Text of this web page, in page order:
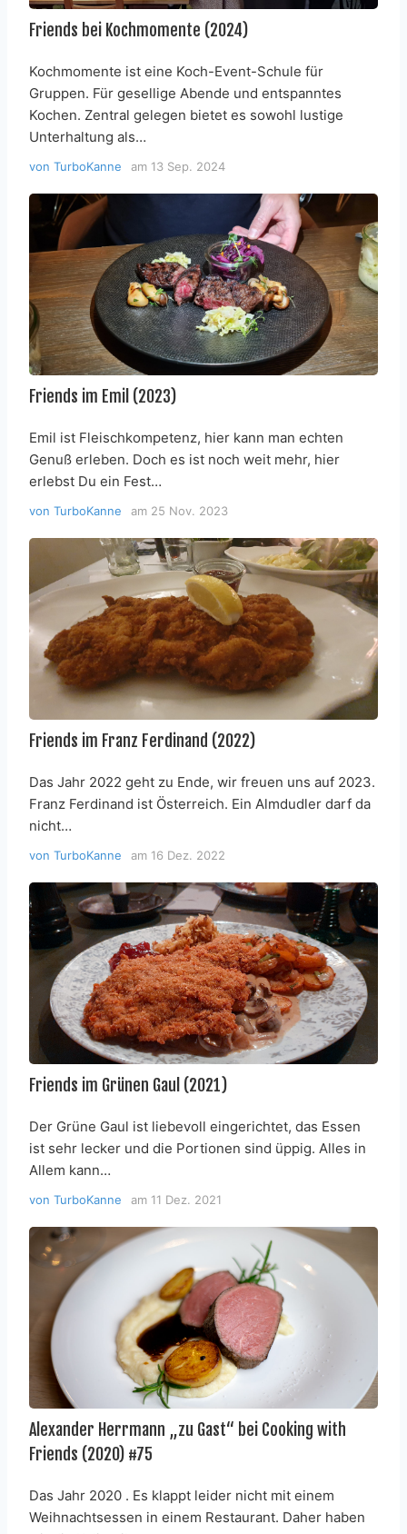
Friends bei Kochmomente (2024)
Kochmomente ist eine Koch-Event-Schule für
Gruppen. Für gesellige Abende und entspanntes
Kochen. Zentral gelegen bietet es sowohl lustige
Unterhaltung als…
von TurboKanne am 13 Sep. 2024
Friends im Emil (2023)
Emil ist Fleischkompetenz, hier kann man echten
Genuß erleben. Doch es ist noch weit mehr, hier
erlebst Du ein Fest…
von TurboKanne am 25 Nov. 2023
Friends im Franz Ferdinand (2022)
Das Jahr 2022 geht zu Ende, wir freuen uns auf 2023.
Franz Ferdinand ist Österreich. Ein Almdudler darf da
nicht…
von TurboKanne am 16 Dez. 2022
Friends im Grünen Gaul (2021)
Der Grüne Gaul ist liebevoll eingerichtet, das Essen
ist sehr lecker und die Portionen sind üppig. Alles in
Allem kann…
von TurboKanne am 11 Dez. 2021
Alexander Herrmann „zu Gast“ bei Cooking with
Friends (2020) #75
Das Jahr 2020 . Es klappt leider nicht mit einem
Weihnachtsessen in einem Restaurant. Daher haben